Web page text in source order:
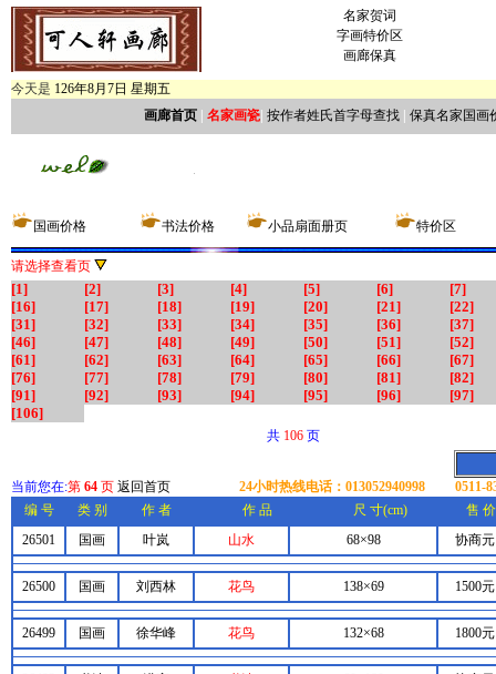
名家贺词
字画特价区
画廊保真
今天是 126年8月7日 星期五
画廊首页
名家画瓷 按作者姓氏首字母查找 保真名家国画
国画价格 书法价格 小品扇面册页 特价区
请选择查看页
[1] [2] [3] [4] [5] [6]
[7]
[16]
[17] [18] [19] [20] [21]
[22]
[31]
[32] [33] [34] [35] [36]
[37]
[46]
[47] [48] [49] [50] [51]
[52]
[61]
[62] [63] [64] [65] [66]
[67]
[76]
[77] [78] [79] [80] [81]
[82]
[91]
[92] [93] [94] [95] [96]
[97]
[106]
共 106 页
当前您在:第 64 页 返回首页
24小时热线电话：013052940998 0511-
编 号
类 别 作 者 作 品 尺 寸(cm)
售 价
26501
国画 叶岚 山水 68×98 协商元
26500 国画 刘西林 花鸟 138×69 1500元
26499 国画 徐华峰 花鸟 132×68 1800元